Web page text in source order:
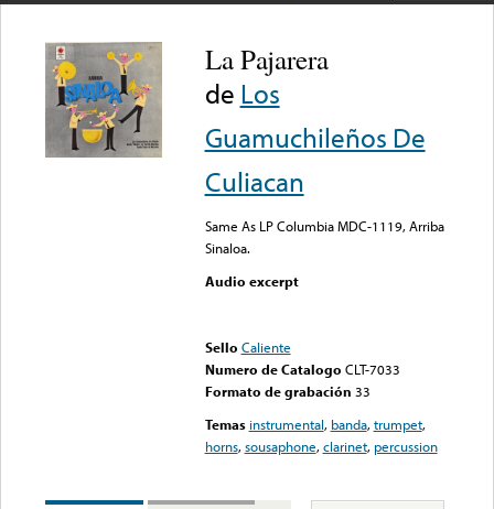
La Pajarera
de Los
Guamuchileños De
Culiacan
Same As LP Columbia MDC-1119, Arriba
Sinaloa.
Audio excerpt
Sello Caliente
Numero de Catalogo CLT-7033
Formato de grabación 33
Temas instrumental, banda,trumpet,
horns,sousaphone,clarinet, percussion